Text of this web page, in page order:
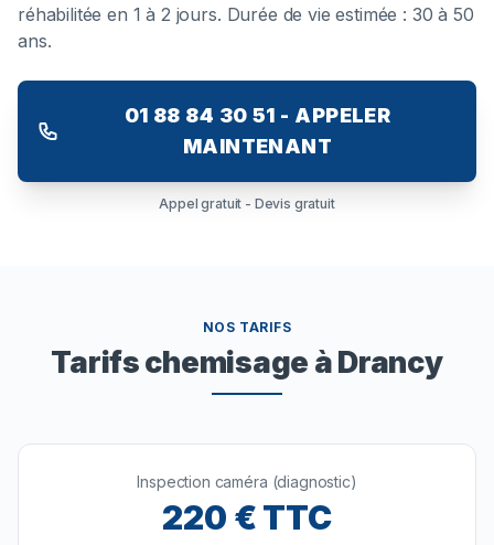
réhabilitée en 1 à 2 jours. Durée de vie estimée : 30 à 50
ans.
01 88 84 30 51 - APPELER
MAINTENANT
Appel gratuit - Devis gratuit
NOS TARIFS
Tarifs chemisage à Drancy
Inspection caméra (diagnostic)
220 € TTC